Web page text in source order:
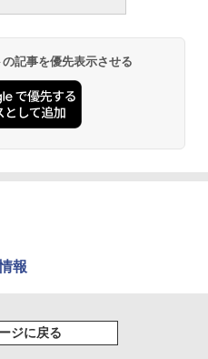
記事を優先表示させる
報
ジに戻る